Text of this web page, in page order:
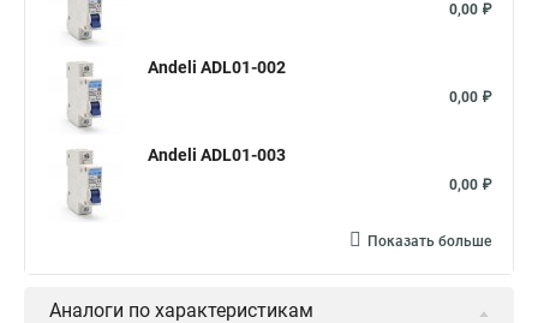
0,00 ₽
Andeli ADL01-002
0,00 ₽
Andeli ADL01-003
0,00 ₽
Показать больше
Аналоги по характеристикам